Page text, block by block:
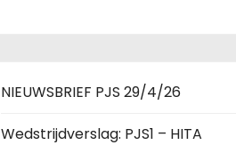
NIEUWSBRIEF PJS 29/4/26
Wedstrijdverslag: PJS1 – HITA